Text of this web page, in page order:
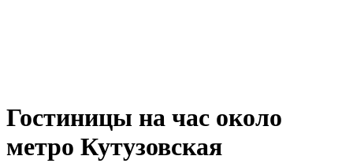
Гостиницы на час около
метро Кутузовская